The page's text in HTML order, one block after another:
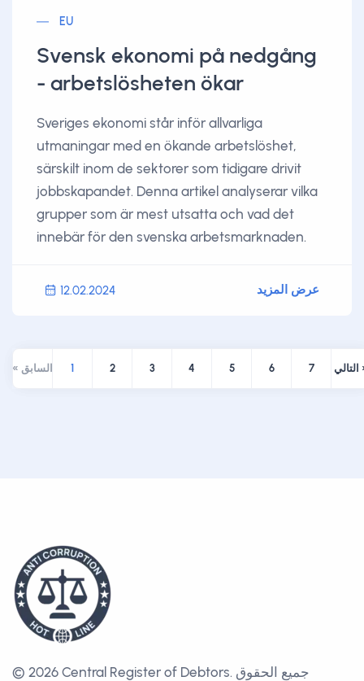
EU
Svensk ekonomi på nedgång
- arbetslösheten ökar
Sveriges ekonomi står inför allvarliga
utmaningar med en ökande arbetslöshet,
särskilt inom de sektorer som tidigare drivit
jobbskapandet. Denna artikel analyserar vilka
grupper som är mest utsatta och vad det
innebär för den svenska arbetsmarknaden.
12.02.2024 عرض المزيد
« السابق 1 2 3 4 5 6 7 »
© 2026 Central Register of Debtors. جميع الحقوق